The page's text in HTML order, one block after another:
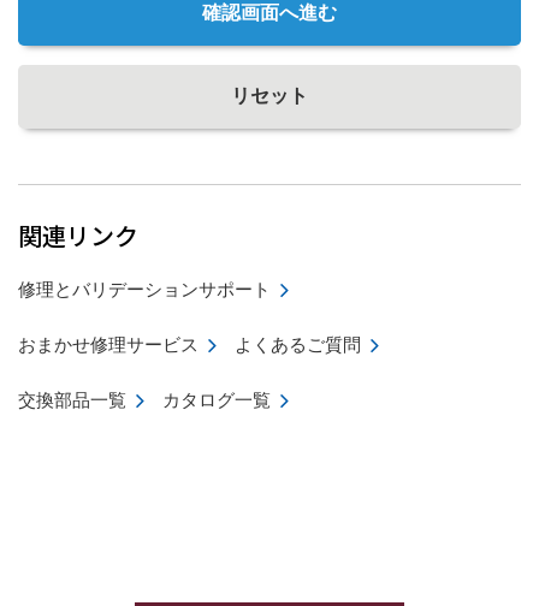
確認画面へ進む
リセット
関連リンク
修理とバリデーションサポート
おまかせ修理サービス よくあるご質問
交換部品一覧 カタログ一覧